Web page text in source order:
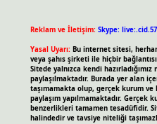
Reklam ve İletişim: Skype:
Yasal Uyarı: Bu internet sitesi,
veya şahıs şirketi ile hiçbir
Sitede yalnızca kendi
paylaşılmaktadır. Burada yer alan
taşımamakta olup, gerçek kurum ve
paylaşım yapılmamaktadır. Gerçek
benzerlikleri tamamen tesadüfidir.
halindedir ve tavsiye niteliği